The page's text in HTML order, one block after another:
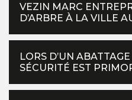
VEZIN MARC
D’ARBRE À LA VILLE
LORS D’UN
SÉCURITÉ EST